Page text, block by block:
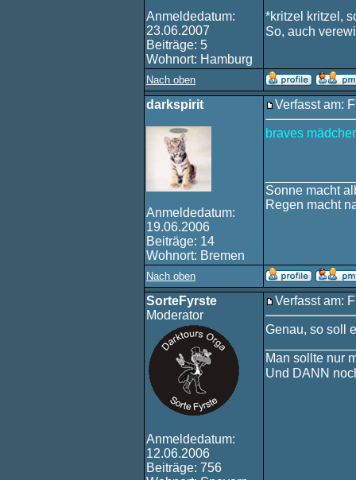
Anmeldedatum:
23.06.2007
Beiträge: 5
Wohnort: Hamburg
*kritzel kritzel,
So, auch
Nach oben
darkspirit
Anmeldedatum:
19.06.2006
Beiträge: 14
Wohnort: Bremen
Verfasst am:
braves
Sonne macht
Regen macht
Nach oben
SorteFyrste
Moderator
Anmeldedatum:
12.06.2006
Beiträge: 756
Verfasst am:
Genau, so soll
Man sollte nur
Und DANN